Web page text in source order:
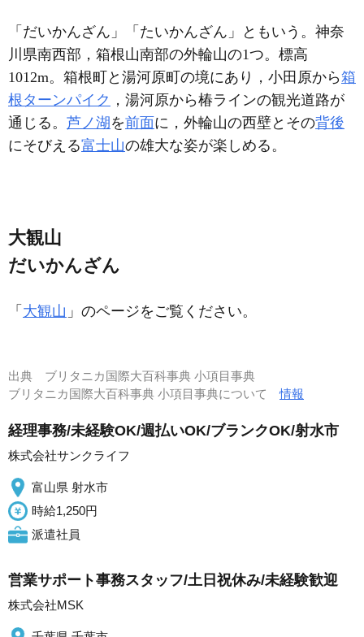
「だいかんざん」「たいかんざん」ともいう。神奈
川県南西部，箱根山南部の外輪山の1つ。標高
1012m。箱根町と湯河原町の境にあり，小田原から箱
根ターンパイク ，湯河原から椿ラインの観光道路が
通じる。 芦ノ湖を前面に，外輪山の西壁とその背後
にそびえる富士山の雄大な姿が楽しめる。
大観山
だいかんざん
「 大観山 」のページをご覧ください。
出典 ブリタニカ国際大百科事典 小項目事典
ブリタニカ国際大百科事典 小項目事典について情報
経理事務/未経験OK/週払いOK/ブランクOK/射水市
株式会社サンクライフ
富山県 射水市
時給1,250円
派遣社員
営業サポート事務スタッフ/土日祝休み/未経験歓迎
株式会社MSK